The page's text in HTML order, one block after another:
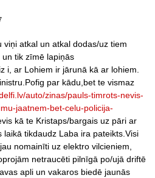
atkal un atkal dodas/uz tiem
tik zīmē lapiņās
i, ar Lohiem ir jārunā kā ar lohiem.
par kādu,bet te vismaz
auto/zinas/pauls-timrots-nevis-
jaatnem-bet-celu-policija-
kā te Kristaps/bargais uz pāri ar
tikdaudz Laba ira pateikts.Visi
nomainīti uz elektro vilcieniem,
netraucēti pilnīgā po/ujā driftē
apli un vakaros biedē jaunās